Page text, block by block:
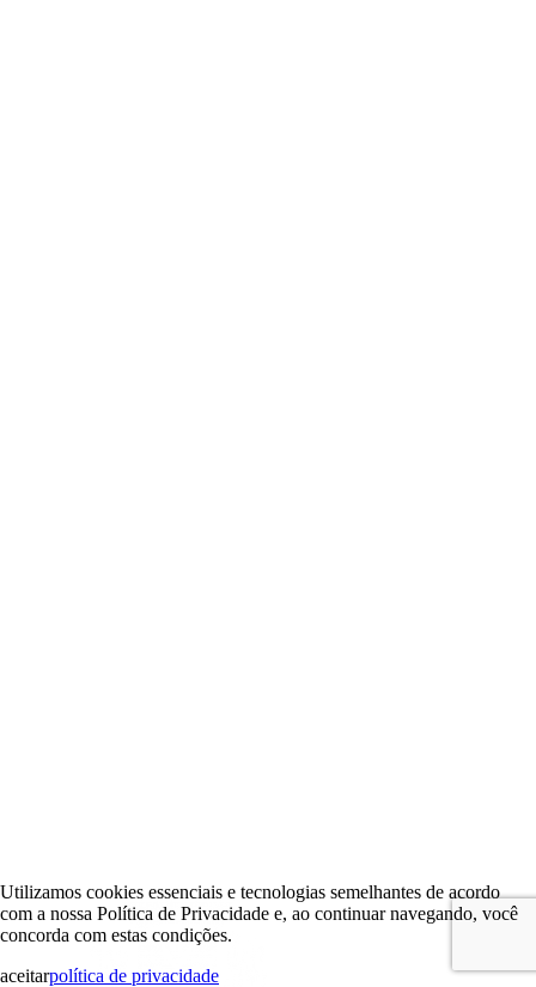
Utilizamos cookies essenciais e tecnologias semelhantes de acordo
com a nossa Política de Privacidade e, ao continuar navegando, você
concorda com estas condições.
aceitarpolítica de privacidade